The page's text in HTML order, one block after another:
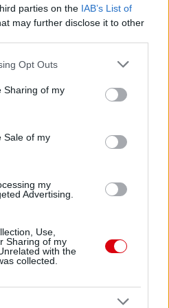
parties on the IAB’s List of
may further disclose it to other
app uses one or more Google
behaviour. You may click to
and its third-party tags to
purposes in below Google
Opt Outs
Sharing of my
Sale of my
my
Advertising.
Use,
Sharing of my
with the
collected.